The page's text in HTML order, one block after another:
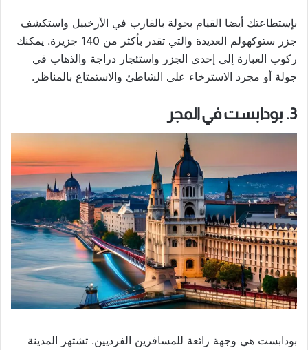
بإستطاعتك أيضا القيام بجولة بالقارب في الأرخبيل واستكشف
جزر ستوكهولم العديدة والتي تقدر بأكثر من 140 جزيرة. يمكنك
ركوب العبارة إلى إحدى الجزر واستئجار دراجة والذهاب في
جولة أو مجرد الاسترخاء على الشاطئ والاستمتاع بالمناظر.
3. بودابست في المجر
بودابست هي وجهة رائعة للمسافرين الفرديين. تشتهر المدينة